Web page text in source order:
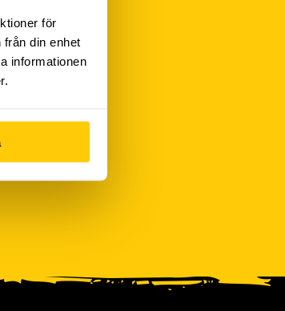
för
din enhet
informationen